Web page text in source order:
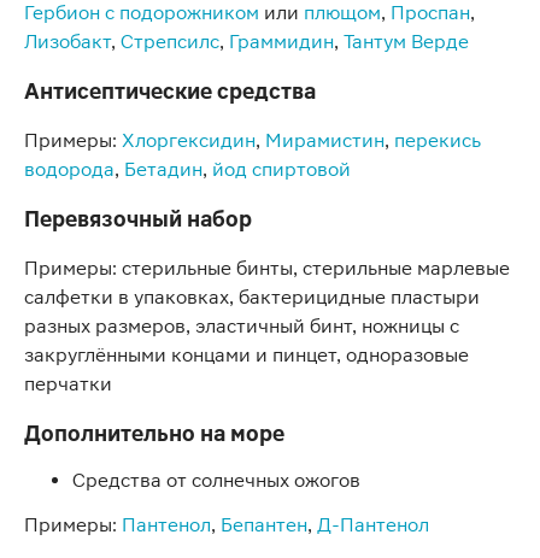
Гербион с подорожником или плющом, Проспан,
Лизобакт, Стрепсилс, Граммидин, Тантум Верде
Антисептические средства
Примеры: Хлоргексидин, Мирамистин, перекись
водорода, Бетадин, йод спиртовой
Перевязочный набор
Примеры: стерильные бинты, стерильные марлевые
салфетки в упаковках, бактерицидные пластыри
разных размеров, эластичный бинт, ножницы с
закруглёнными концами и пинцет, одноразовые
перчатки
Дополнительно на море
Средства от солнечных ожогов
Примеры: Пантенол, Бепантен, Д-Пантенол